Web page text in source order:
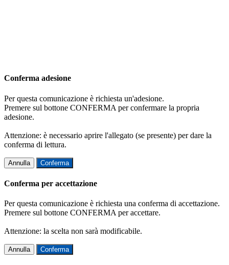
Conferma adesione
Per questa comunicazione è richiesta un'adesione.
Premere sul bottone CONFERMA per confermare la propria
adesione.
Attenzione: è necessario aprire l'allegato (se presente) per dare la
conferma di lettura.
Annulla Conferma
Conferma per accettazione
Per questa comunicazione è richiesta una conferma di accettazione.
Premere sul bottone CONFERMA per accettare.
Attenzione: la scelta non sarà modificabile.
Annulla Conferma